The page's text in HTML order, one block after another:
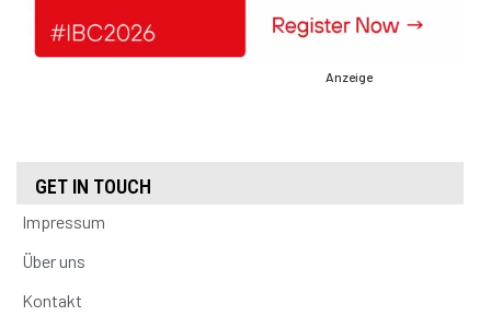
Anzeige
GET IN TOUCH
Impressum
Über uns
Kontakt